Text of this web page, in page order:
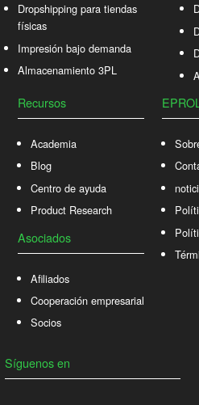
Dropshipping para tiendas
físicas
Impresión bajo demanda
Almacenamiento 3PL
Recursos
Academia
Blog
Centro de ayuda
Product Research
Asociados
Afiliados
Cooperación empresarial
Socios
Síguenos en